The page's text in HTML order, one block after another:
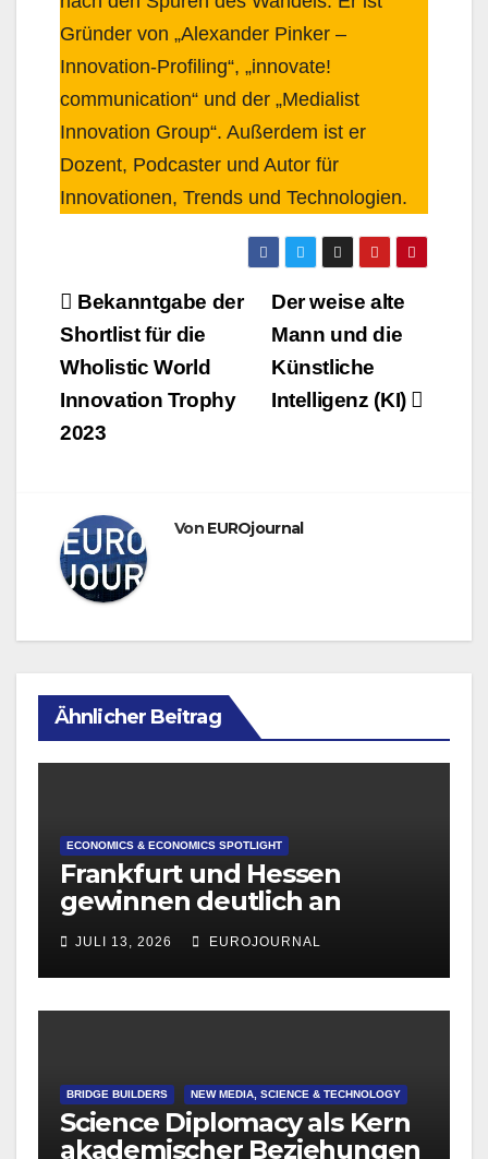
Gründer von „Alexander Pinker –
Innovation-Profiling“, „innovate!
communication“ und der „Medialist
Innovation Group“. Außerdem ist er
Dozent, Podcaster und Autor für
Innovationen, Trends und Technologien.
Beitragsnavigation
Der weise alte
Mann und die
Künstliche
Intelligenz (KI)
Bekanntgabe der
Shortlist für die
Wholistic World
Innovation Trophy
2023
Von EUROjournal
Ähnlicher Beitrag
ECONOMICS & ECONOMICS SPOTLIGHT
Frankfurt und Hessen
gewinnen deutlich an
Attraktivität für Startup-
Gründungen
JULI 13, 2026 EUROJOURNAL
BRIDGE BUILDERS NEW MEDIA, SCIENCE & TECHNOLOGY
Science Diplomacy als Kern
akademischer Beziehungen